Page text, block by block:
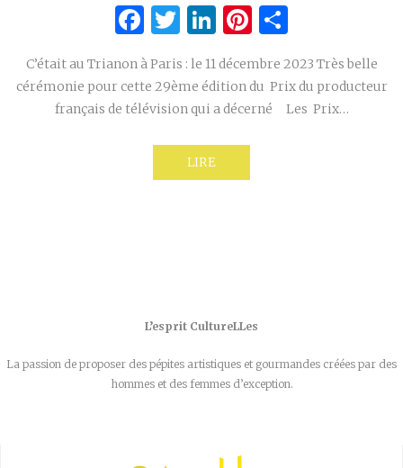
Facebook
Twitter
LinkedIn
Pinterest
C’était au Trianon à Paris : le 11 décembre 2023 Très belle
cérémonie pour cette 29ème édition du Prix du producteur
français de télévision qui a décerné Les Prix…
LIRE
L’esprit CultureLLes
La passion de proposer des pépites artistiques et gourmandes créées par des
hommes et des femmes d’exception.